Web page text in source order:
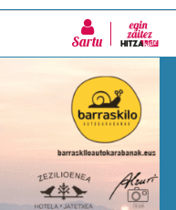
Sartu